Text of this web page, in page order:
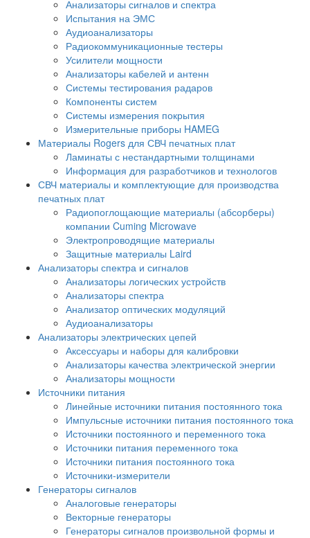
Анализаторы сигналов и спектра
Испытания на ЭМС
Аудиоанализаторы
Радиокоммуникационные тестеры
Усилители мощности
Анализаторы кабелей и антенн
Системы тестирования радаров
Компоненты систем
Системы измерения покрытия
Измерительные приборы HAMEG
Материалы Rogers для СВЧ печатных плат
Ламинаты с нестандартными толщинами
Информация для разработчиков и технологов
СВЧ материалы и комплектующие для производства
печатных плат
Радиопоглощающие материалы (абсорберы)
компании Cuming Microwave
Электропроводящие материалы
Защитные материалы Laird
Анализаторы спектра и сигналов
Анализаторы логических устройств
Анализаторы спектра
Анализатор оптических модуляций
Аудиоанализаторы
Анализаторы электрических цепей
Аксессуары и наборы для калибровки
Анализаторы качества электрической энергии
Анализаторы мощности
Источники питания
Линейные источники питания постоянного тока
Импульсные источники питания постоянного тока
Источники постоянного и переменного тока
Источники питания переменного тока
Источники питания постоянного тока
Источники-измерители
Генераторы сигналов
Аналоговые генераторы
Векторные генераторы
Генераторы сигналов произвольной формы и